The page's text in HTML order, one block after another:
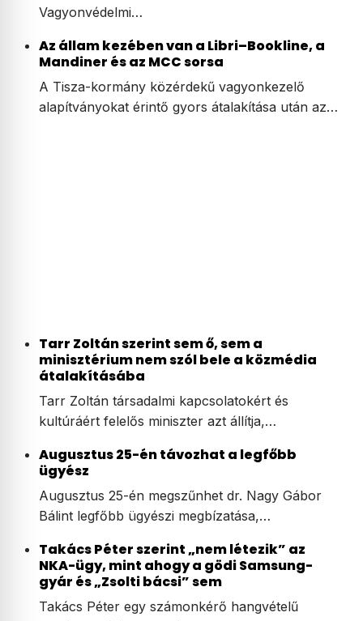
Vagyonvédelmi…
Az állam kezében van a Libri–Bookline, a
Mandiner és az MCC sorsa
A Tisza-kormány közérdekű vagyonkezelő
alapítványokat érintő gyors átalakítása után az…
Tarr Zoltán szerint sem ő, sem a
minisztérium nem szól bele a közmédia
átalakításába
Tarr Zoltán társadalmi kapcsolatokért és
kultúráért felelős miniszter azt állítja,…
Augusztus 25-én távozhat a legfőbb
ügyész
Augusztus 25-én megszűnhet dr. Nagy Gábor
Bálint legfőbb ügyészi megbízatása,…
Takács Péter szerint „nem létezik” az
NKA-ügy, mint ahogy a gödi Samsung-
gyár és „Zsolti bácsi” sem
Takács Péter egy számonkérő hangvételű